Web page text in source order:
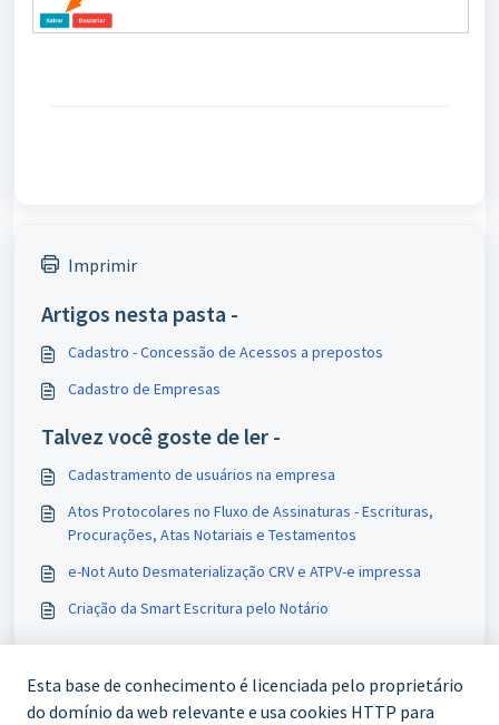
Imprimir
Artigos nesta pasta -
Cadastro - Concessão de Acessos a prepostos
Cadastro de Empresas
Talvez você goste de ler -
Cadastramento de usuários na empresa
Atos Protocolares no Fluxo de Assinaturas - Escrituras,
Procurações, Atas Notariais e Testamentos
e-Not Auto Desmaterialização CRV e ATPV-e impressa
Criação da Smart Escritura pelo Notário
Esta base de conhecimento é licenciada pelo proprietário
do domínio da web relevante e usa cookies HTTP para